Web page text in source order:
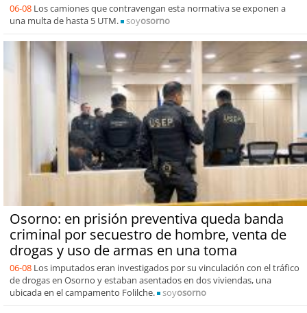
06-08 Los camiones que contravengan esta normativa se exponen a
una multa de hasta 5 UTM.
soyosorno
Osorno: en prisión preventiva queda banda
criminal por secuestro de hombre, venta de
drogas y uso de armas en una toma
06-08 Los imputados eran investigados por su vinculación con el tráfico
de drogas en Osorno y estaban asentados en dos viviendas, una
ubicada en el campamento Folilche.
soyosorno